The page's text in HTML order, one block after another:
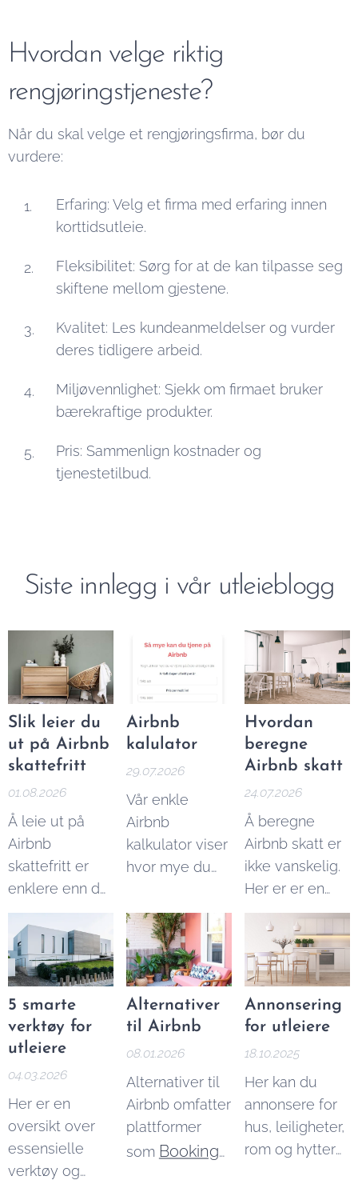
Hvordan velge riktig
rengjøringstjeneste?
Når du skal velge et rengjøringsfirma, bør du
vurdere:
Erfaring: Velg et firma med erfaring innen
korttidsutleie.
Fleksibilitet: Sørg for at de kan tilpasse seg
skiftene mellom gjestene.
Kvalitet: Les kundeanmeldelser og vurder
deres tidligere arbeid.
Miljøvennlighet: Sjekk om firmaet bruker
bærekraftige produkter.
Pris: Sammenlign kostnader og
tjenestetilbud.
Siste innlegg i vår utleieblogg
Slik leier du
ut på Airbnb
skattefritt
01.08.2026
Å leie ut på
Airbnb
skattefritt er
enklere enn du
tror. I denne
artikkelen
forklarer vi
beløpsgrensene
og reglene du
må kjenne til.
Airbnb
kalulator
29.07.2026
Vår enkle
Airbnb
kalkulator viser
hvor mye du
Airbnb utleie
per år.
Hvordan
beregne
Airbnb skatt
24.07.2026
Å beregne
Airbnb skatt er
ikke vanskelig.
Her er er en
enkel guide til
å beregne
Airbnb skatt, og
du kan også
bruke vår
Airbnb skatt
kalkulator
nøyaktig hvor
mye du skal
betale.
5 smarte
verktøy for
utleiere
04.03.2026
Her er en
oversikt over
essensielle
verktøy og
Alternativer
til Airbnb
08.01.2026
Alternativer til
Airbnb omfatter
plattformer
som Booking
Annonsering
for utleiere
18.10.2025
Her kan du
annonsere for
hus, leiligheter,
rom og hytter